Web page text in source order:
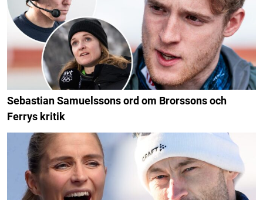
Sebastian Samuelssons ord om Brorssons och
Ferrys kritik